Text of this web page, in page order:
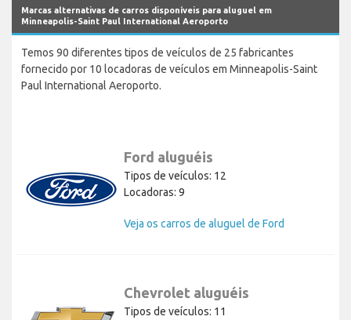
Marcas alternativas de carros disponíveis para aluguel em
Minneapolis-Saint Paul International Aeroporto
Temos 90 diferentes tipos de veículos de 25 fabricantes
fornecido por 10 locadoras de veículos em Minneapolis-Saint
Paul International Aeroporto.
Ford aluguéis
Tipos de veículos: 12
Locadoras: 9
Veja os carros de aluguel de Ford
Chevrolet aluguéis
Tipos de veículos: 11